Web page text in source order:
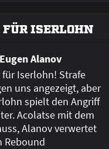
FÜR ISERLOHN
Alanov
für Iserlohn! Strafe
uns angezeigt, aber
spielt den Angriff
Acolatse mit dem
Alanov verwertet
Rebound